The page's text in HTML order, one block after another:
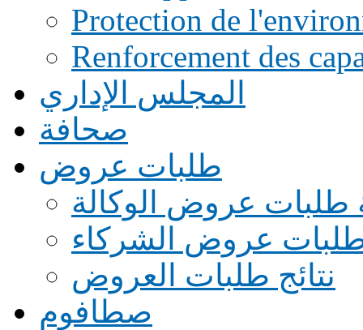
Protection de
Renforcement des
المجلس الإداري
صحافة
طلبات عروض
طلبات عروض الوكالة
طلبات عروض الشركاء
نتائج طلبات العروض
صطافوم